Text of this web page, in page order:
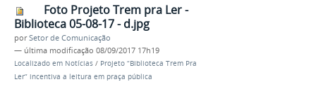
Foto Projeto Trem pra Ler -
Biblioteca 05-08-17 - d.jpg
porSetor de Comunicação
— última modificação 08/09/2017 17h19
Localizado em Notícias / Projeto “Biblioteca Trem Pra
Ler” incentiva a leitura em praça pública